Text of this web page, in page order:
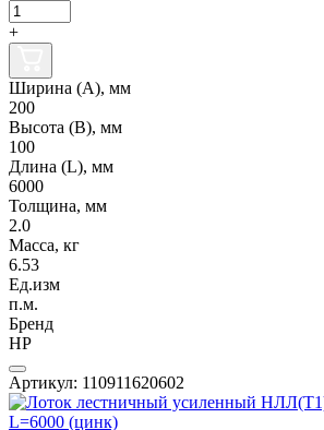
+
Ширина (А), мм
200
Высота (В), мм
100
Длина (L), мм
6000
Толщина, мм
2.0
Масса, кг
6.53
Ед.изм
п.м.
Бренд
НР
Артикул: 110911620602